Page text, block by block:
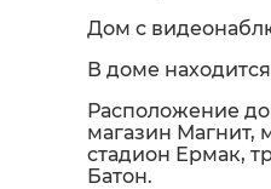
Дом с
В доме
Расположение
магазин Магнит,
стадион Ермак,
Батон.